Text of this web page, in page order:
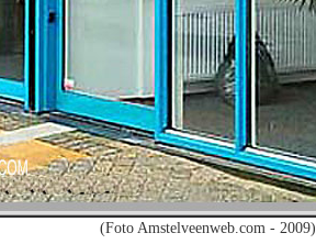
(Foto Amstelveenweb.com - 2009)